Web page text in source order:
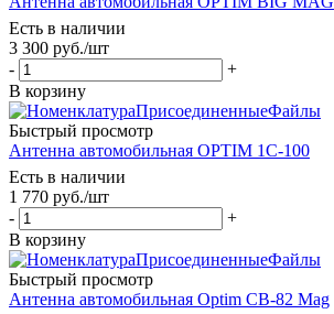
Есть в наличии
3 300 руб./шт
-
+
В корзину
Быстрый просмотр
Антенна автомобильная OPTIM 1C-100
Есть в наличии
1 770 руб./шт
-
+
В корзину
Быстрый просмотр
Антенна автомобильная Optim CB-82 Mag